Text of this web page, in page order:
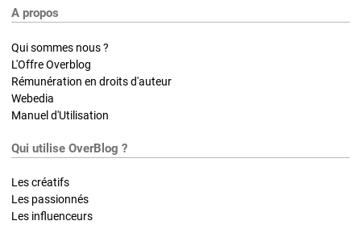
A propos
Qui sommes nous ?
L'Offre Overblog
Rémunération en droits d'auteur
Webedia
Manuel d'Utilisation
Qui utilise OverBlog ?
Les créatifs
Les passionnés
Les influenceurs